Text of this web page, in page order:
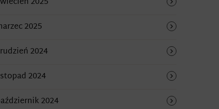
2025
2024
2024
2024